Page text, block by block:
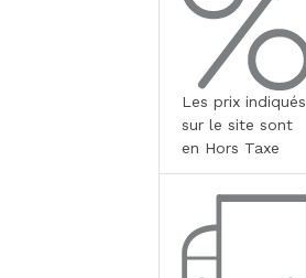
Les prix indiqués
sur le site sont
en Hors Taxe